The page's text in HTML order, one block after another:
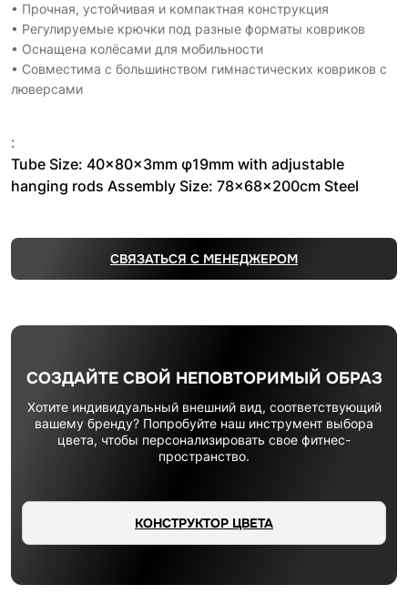
• Прочная, устойчивая и компактная конструкция
• Регулируемые крючки под разные форматы ковриков
• Оснащена колёсами для мобильности
• Совместима с большинством гимнастических ковриков с
люверсами
:
Tube Size: 40x80x3mm φ19mm with adjustable
hanging rods Assembly Size: 78x68x200cm Steel
СВЯЗАТЬСЯ С МЕНЕДЖЕРОМ
СОЗДАЙТЕ СВОЙ НЕПОВТОРИМЫЙ ОБРАЗ
Хотите индивидуальный внешний вид, соответствующий
вашему бренду? Попробуйте наш инструмент выбора
цвета, чтобы персонализировать свое фитнес-
пространство.
КОНСТРУКТОР ЦВЕТА